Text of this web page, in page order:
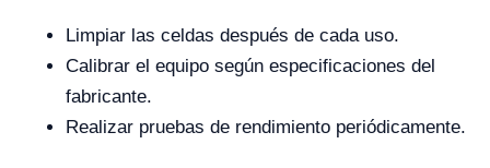
Limpiar las celdas después de cada uso.
Calibrar el equipo según especificaciones del
fabricante.
Realizar pruebas de rendimiento periódicamente.